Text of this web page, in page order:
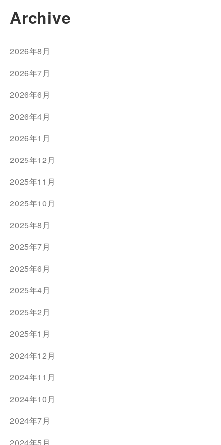
Archive
2026年8月
2026年7月
2026年6月
2026年4月
2026年1月
2025年12月
2025年11月
2025年10月
2025年8月
2025年7月
2025年6月
2025年4月
2025年2月
2025年1月
2024年12月
2024年11月
2024年10月
2024年7月
2024年5月